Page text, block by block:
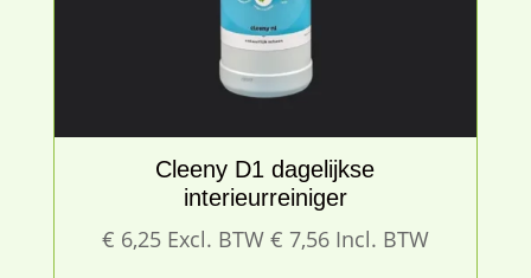
Cleeny D1 dagelijkse
interieurreiniger
€ 6,25 Excl. BTW € 7,56Incl. BTW